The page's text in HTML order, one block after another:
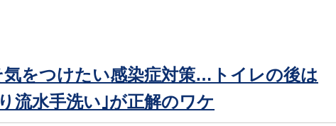
気をつけたい感染症対策…トイレの後は
流水手洗い｣が正解のワケ